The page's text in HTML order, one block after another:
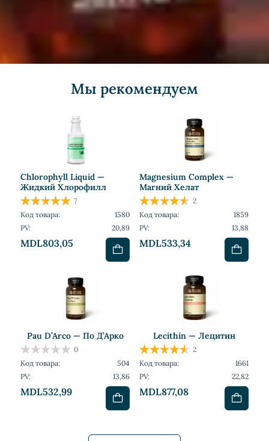
Мы рекомендуем
Chlorophyll Liquid —
Жидкий Хлорофилл
MDL803,05
7
Код товара:
1580
PV:
20,89
Magnesium Complex —
Магний Хелат
MDL533,34
2
Код товара:
1859
PV:
13,88
Pau D’Arco — По Д’Арко
MDL532,99
0
Код товара:
504
PV:
13,86
Lecithin — Лецитин
MDL877,08
2
Код товара:
1661
PV:
22,82